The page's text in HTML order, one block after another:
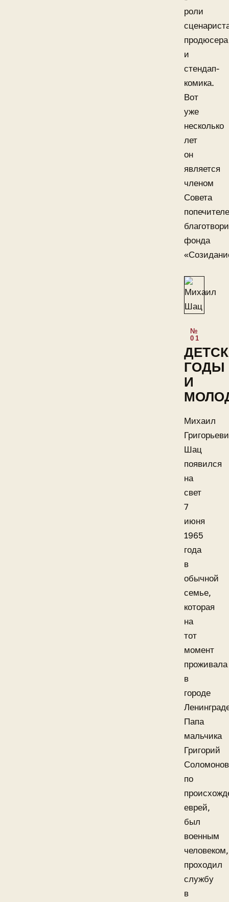
роли
продюсера
и
стендап-
комика.
Вот
уже
несколько
лет
он
является
членом
Совета
фонда
ГОДЫ
И
Михаил
Шац
появился
на
свет
7
июня
1965
года
в
обычной
семье,
которая
на
тот
момент
проживала
в
городе
Папа
мальчика
Григорий
по
еврей,
был
военным
человеком,
проходил
службу
в